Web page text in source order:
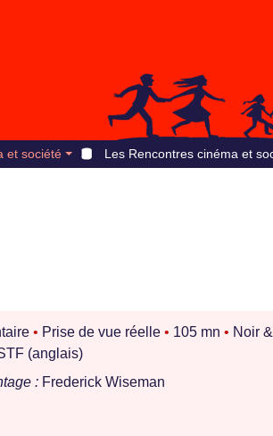
et société Les Rencontres cinéma et
• Prise de vue réelle • 105 mn • Noir
(anglais)
: Frederick Wiseman